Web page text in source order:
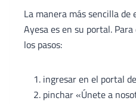
La manera más sencilla
Ayesa es en su portal.
los pasos:
ingresar en el portal
pinchar «Únete a